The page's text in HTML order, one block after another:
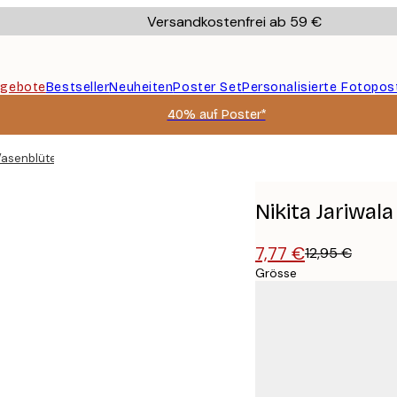
Versandkostenfrei ab 59 €
BestsellerNeuheitenPoster SetPersonalisierte
40% auf Poster*
Poster
Nikita
7,77 €12,95 €
Grösse